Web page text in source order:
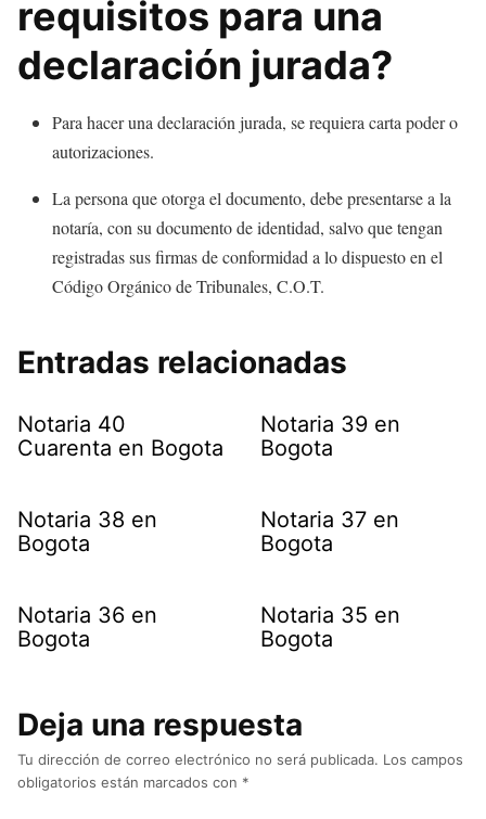
requisitos para una
declaración jurada?
Para hacer una declaración jurada, se requiera carta poder o
autorizaciones.
La persona que otorga el documento, debe presentarse a la
notaría, con su documento de identidad, salvo que tengan
registradas sus firmas de conformidad a lo dispuesto en el
Código Orgánico de Tribunales, C.O.T.
Entradas relacionadas
Notaria 40
Cuarenta en Bogota
Notaria 39 en
Bogota
Notaria 38 en
Bogota
Notaria 37 en
Bogota
Notaria 36 en
Bogota
Notaria 35 en
Bogota
Deja una respuesta
Tu dirección de correo electrónico no será publicada. Los campos
obligatorios están marcados con *